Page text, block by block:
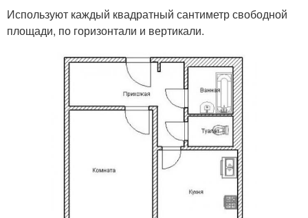
Используют каждый квадратный сантиметр свободной
площади, по горизонтали и вертикали.